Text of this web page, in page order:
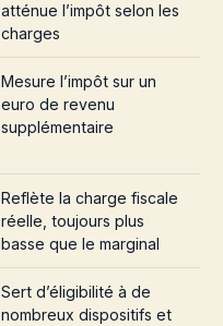
atténue l’impôt selon les
charges
Mesure l’impôt sur un
euro de revenu
supplémentaire
Reflète la charge fiscale
réelle, toujours plus
basse que le marginal
Sert d’éligibilité à de
nombreux dispositifs et